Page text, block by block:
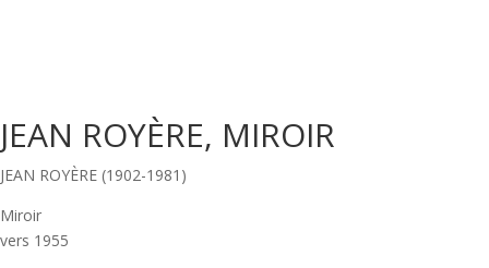
JEAN ROYÈRE, MIROIR
JEAN ROYÈRE (1902-1981)
Miroir
vers 1955